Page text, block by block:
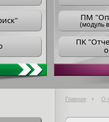
ПM
(модуль
ПK
Главная О